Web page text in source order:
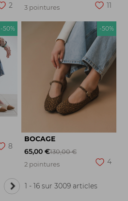
2
3 pointures
11
-50%
8
-50%
BOCAGE
65,00 €130,00 €
2 pointures
4
Page
1 - 16 sur 3009 articles